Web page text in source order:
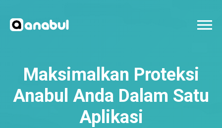
Maksimalkan Proteksi
Anabul Anda Dalam Satu
Aplikasi